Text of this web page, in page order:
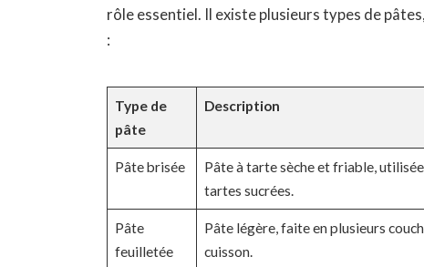
rôle essentiel. Il existe plusieurs types de
:
Type de
pâte
Description
Pâte brisée
Pâte à tarte sèche et friable,
tartes sucrées.
Pâte
feuilletée
Pâte légère, faite en plusieurs
cuisson.